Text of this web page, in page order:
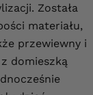
Została
materiału,
przewiewny i
domieszką